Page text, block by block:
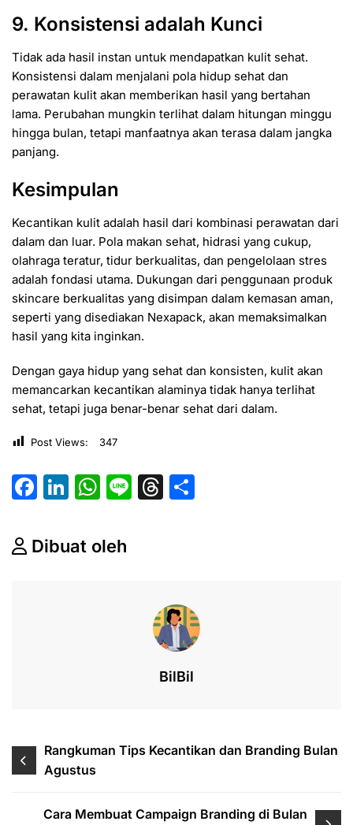
9. Konsistensi adalah Kunci
Tidak ada hasil instan untuk mendapatkan kulit sehat.
Konsistensi dalam menjalani pola hidup sehat dan
perawatan kulit akan memberikan hasil yang bertahan
lama. Perubahan mungkin terlihat dalam hitungan minggu
hingga bulan, tetapi manfaatnya akan terasa dalam jangka
panjang.
Kesimpulan
Kecantikan kulit adalah hasil dari kombinasi perawatan dari
dalam dan luar. Pola makan sehat, hidrasi yang cukup,
olahraga teratur, tidur berkualitas, dan pengelolaan stres
adalah fondasi utama. Dukungan dari penggunaan produk
skincare berkualitas yang disimpan dalam kemasan aman,
seperti yang disediakan Nexapack, akan memaksimalkan
hasil yang kita inginkan.
Dengan gaya hidup yang sehat dan konsisten, kulit akan
memancarkan kecantikan alaminya tidak hanya terlihat
sehat, tetapi juga benar-benar sehat dari dalam.
Post Views: 347
F
c
e
Li
k
e
W
at
s
Li T
s
Dibuat oleh
BilBil
Post
navigation
Rangkuman Tips Kecantikan dan Branding Bulan
Agustus
Cara Membuat Campaign Branding di Bulan